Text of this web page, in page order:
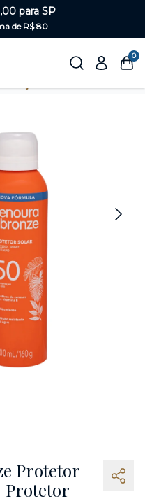
para SP
de R$ 80
0
Protetor
Protetor